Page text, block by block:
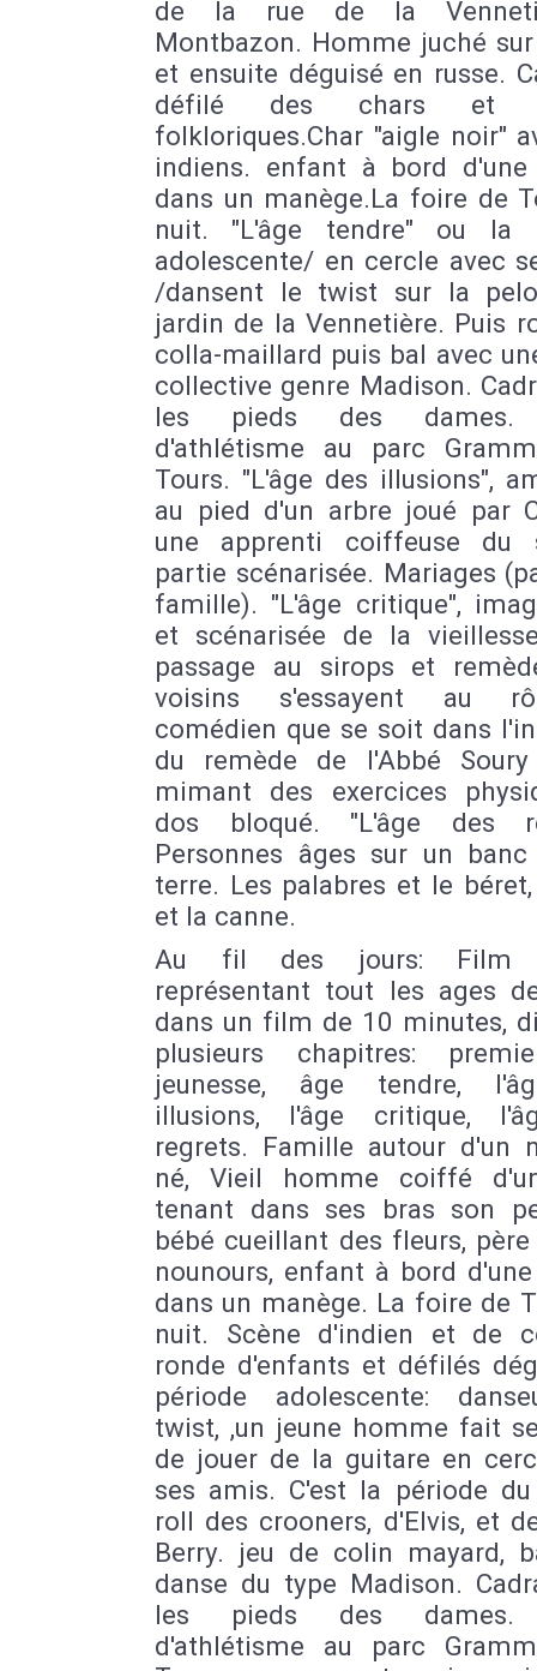
de la rue de la
Montbazon. Homme juché
et ensuite déguisé en russe.
défilé des chars et
folkloriques.Char "aigle noir"
indiens. enfant à bord d'une
dans un manège.La foire de
nuit. "L'âge tendre" ou la
adolescente/ en cercle avec
/dansent le twist sur la
jardin de la Vennetière. Puis
colla-maillard puis bal avec
collective genre Madison.
les pieds des dames.
d'athlétisme au parc
Tours. "L'âge des illusions",
au pied d'un arbre joué par
une apprenti coiffeuse du
partie scénarisée. Mariages
famille). "L'âge critique",
et scénarisée de la
passage au sirops et
voisins s'essayent au
comédien que se soit dans
du remède de l'Abbé
mimant des exercices
dos bloqué. "L'âge des
Personnes âges sur un
terre. Les palabres et le
et la canne.
Au fil des jours: Film
représentant tout les ages
dans un film de 10 minutes,
plusieurs chapitres:
jeunesse, âge tendre,
illusions, l'âge critique,
regrets. Famille autour d'un
né, Vieil homme coiffé
tenant dans ses bras son
bébé cueillant des fleurs,
nounours, enfant à bord
dans un manège. La foire de
nuit. Scène d'indien et de
ronde d'enfants et défilés
période adolescente:
twist, ,un jeune homme fait
de jouer de la guitare en
ses amis. C'est la période
roll des crooners, d'Elvis, et
Berry. jeu de colin mayard,
danse du type Madison.
les pieds des dames.
d'athlétisme au parc